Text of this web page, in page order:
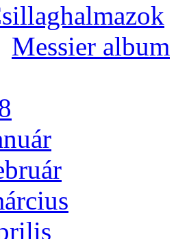
Mes­si­er al­bum